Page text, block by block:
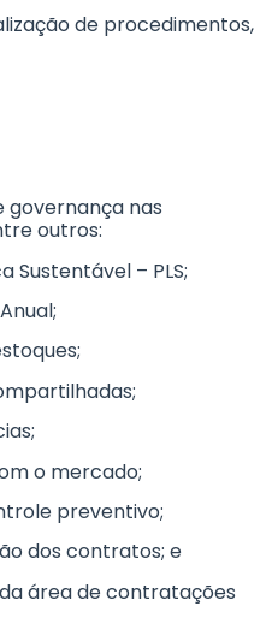
de procedimentos,
governança nas
outros:
Sustentável – PLS;
o mercado;
preventivo;
dos contratos; e
área de contratações